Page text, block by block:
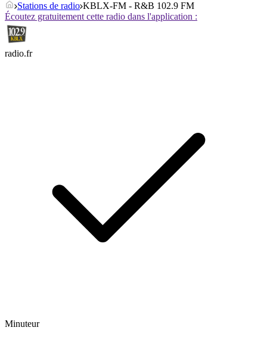
Stations de radio KBLX-FM - R&B 102.9 FM
Écoutez gratuitement cette radio dans l'application :
radio.fr
Minuteur